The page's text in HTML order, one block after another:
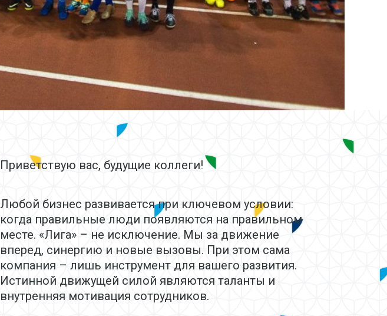
Приветствую вас, будущие коллеги!
Любой бизнес развивается при ключевом условии:
когда правильные люди появляются на правильном
месте. «Лига» – не исключение. Мы за движение
вперед, синергию и новые вызовы. При этом сама
компания – лишь инструмент для вашего развития.
Истинной движущей силой являются таланты и
внутренняя мотивация сотрудников.